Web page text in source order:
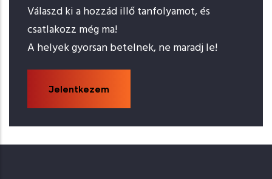
Válaszd ki a hozzád illő tanfolyamot, és
csatlakozz még ma!
A helyek gyorsan betelnek, ne maradj le!
Jelentkezem